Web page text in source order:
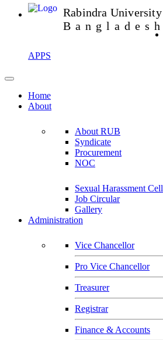
Rabindra University
Bangladesh
APPS
Home
About
About RUB
Syndicate
Procurement
NOC
Sexual Harassment Cell
Job Circular
Gallery
Administration
Vice Chancellor
Pro Vice Chancellor
Treasurer
Registrar
Finance & Accounts